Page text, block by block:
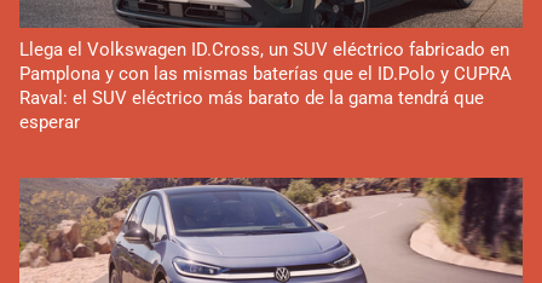
Llega el Volkswagen ID.Cross, un SUV eléctrico fabricado en
Pamplona y con las mismas baterías que el ID.Polo y CUPRA
Raval: el SUV eléctrico más barato de la gama tendrá que
esperar